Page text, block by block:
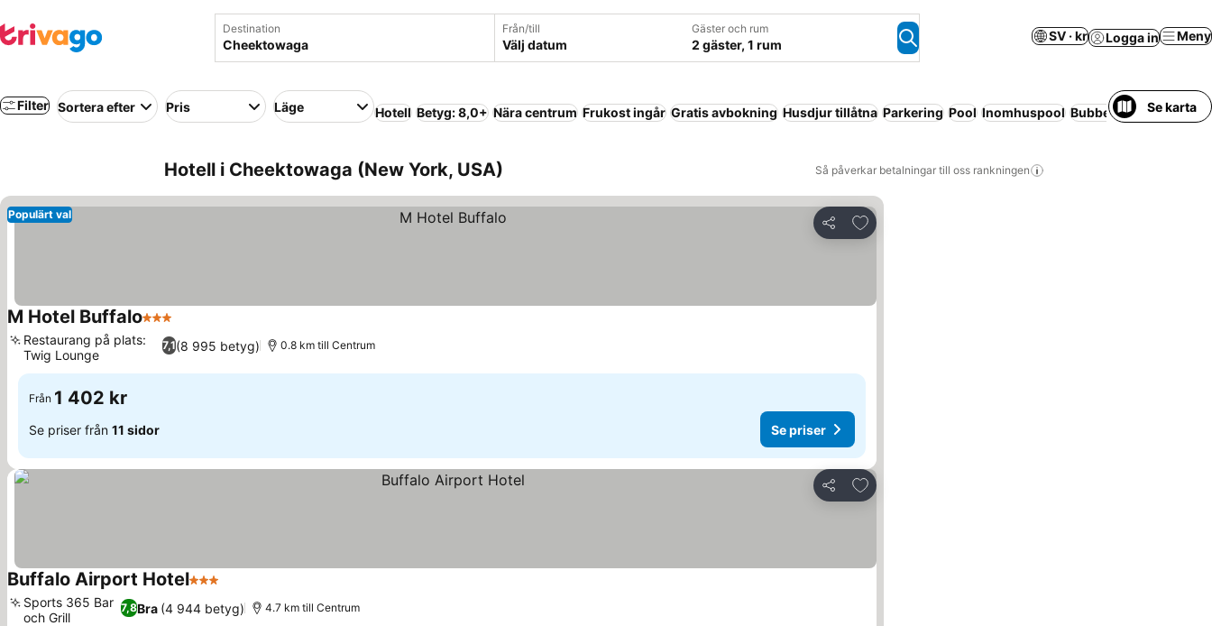
Destination Från/till
Välj datum
Gäster och rum
2 gäster, 1 rum
SV · kr Logga in Meny
Filter Sortera efter Pris Läge Hotell Betyg: 8,0+ Nära centrum Frukost ingår Gratis avbokning Husdjur tillåtna Parkering Pool Inomhuspool Bubbelpool Kylskåp
Se karta
Hotell i Cheektowaga (New York, USA) Så påverkar betalningar till oss rankningen
Dela
Lägg till i Mina Favoriter
Populärt val
M Hotel Buffalo3 Stjärnor
7,1(8 995 betyg)
Restaurang på plats:
Twig Lounge
0.8 km till Centrum
Från 1 402 kr
Se priser från 11 sidor Se priser
Dela
Lägg till i Mina Favoriter
Buffalo Airport Hotel3 Stjärnor
7,8Bra (4 944 betyg)
Sports 365 Bar
och Grill
4.7 km till Centrum